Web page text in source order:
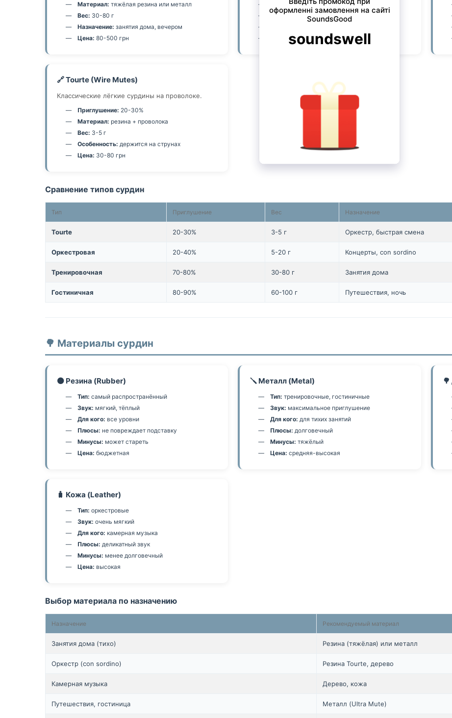
Материал: тяжёлая резина или металл
Вес: 30-80 г
Назначение: занятия дома, вечером
Цена: 80-500 грн
Материал:резина, дерево, кожа
Вес: 5-20 г
30-400 грн
🔗 Tourte (Wire Mutes)
Классические лёгкие сурдины на проволоке.
Приглушение: 20-30%
Материал: резина + проволока
Вес: 3-5 г
Особенность: держится на струнах
Цена: 30-80 грн
Сравнение типов сурдин
Тип Приглушение Вес Назначение
Tourte 20-30% 3-5 г Оркестр, быстрая смена
Оркестровая 20-40% 5-20 г Концерты, con sordino
Тренировочная 70-80% 30-80 г Занятия дома
Гостиничная 80-90% 60-100 г Путешествия, ночь
🌳 Материалы сурдин
⚫ Резина (Rubber)
Тип: самый распространённый
Звук: мягкий, тёплый
Для кого: все уровни
Плюсы: не повреждает подставку
Минусы: может стареть
Цена: бюджетная
🪛 Металл (Metal)
Тип: тренировочные, гостиничные
Звук: максимальное приглушение
Для кого: для тихих занятий
Плюсы: долговечный
Минусы: тяжёлый
Цена: средняя-высокая
🧳 Кожа (Leather)
Тип: оркестровые
Звук: очень мягкий
Для кого: камерная музыка
Плюсы: деликатный звук
Минусы: менее долговечный
Цена: высокая
Выбор материала по назначению
Назначение Рекомендуемый материал
Занятия дома (тихо) Резина (тяжёлая) или металл
Оркестр (con sordino) Резина Tourte, дерево
Камерная музыка Дерево, кожа
Путешествия, гостиница Металл (Ultra Mute)